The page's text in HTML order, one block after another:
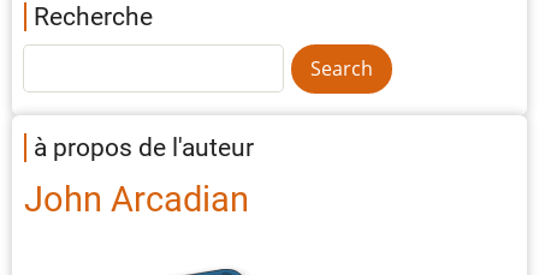
Recherche
à propos de l'auteur
John Arcadian